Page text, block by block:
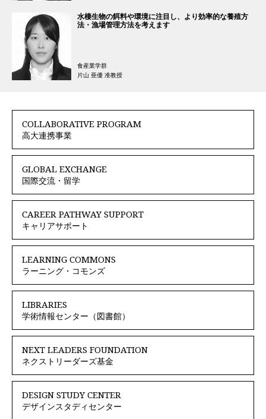
水棲生物の餌料や環境に注目し、より効率的な養殖方
法・漁場管理方法を考えます
食産業学群
片山 亜優 准教授
COLLABORATIVE PROGRAM
高大連携事業
GLOBAL EXCHANGE
国際交流・留学
CAREER PATHWAY SUPPORT
キャリアサポート
LEARNING COMMONS
ラーニング・コモンズ
LIBRARIES
学術情報センター（図書館）
NEXT LEADERS FOUNDATION
ネクストリーダーズ基金
DESIGN STUDY CENTER
デザインスタディセンター